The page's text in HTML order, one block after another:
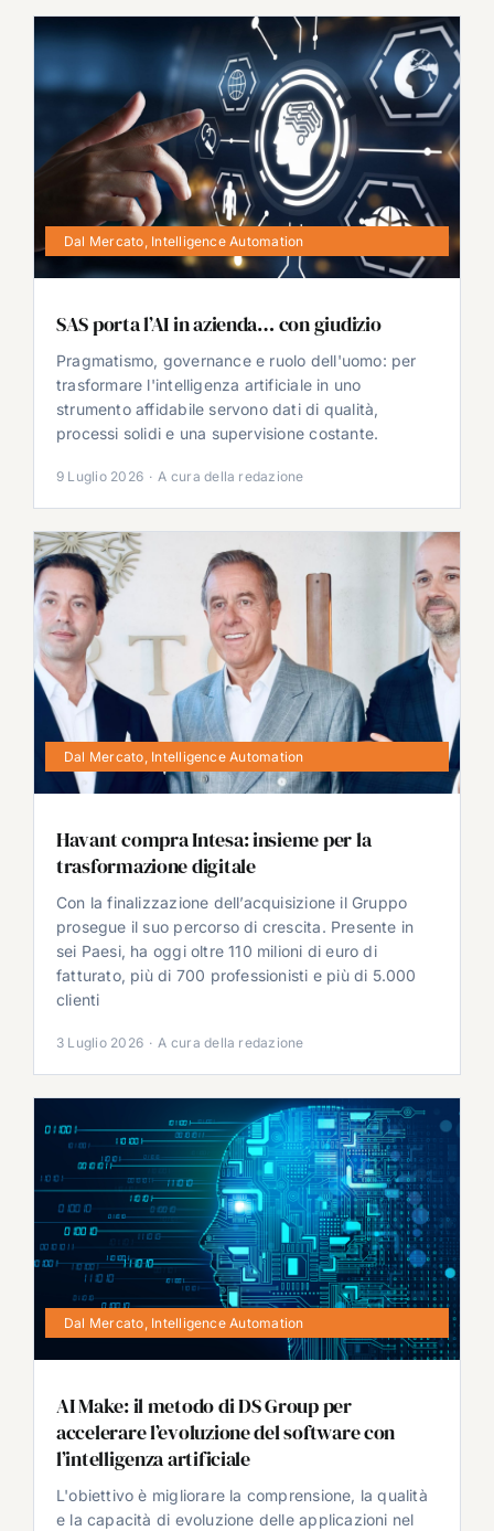
Dal Mercato Intelligence Automation
SAS porta l’AI in azienda… con giudizio
Pragmatismo, governance e ruolo dell'uomo: per
trasformare l'intelligenza artificiale in uno
strumento affidabile servono dati di qualità,
processi solidi e una supervisione costante.
9 Luglio 2026 · A cura della redazione
Dal Mercato Intelligence Automation
Havant compra Intesa: insieme per la
trasformazione digitale
Con la finalizzazione dell’acquisizione il Gruppo
prosegue il suo percorso di crescita. Presente in
sei Paesi, ha oggi oltre 110 milioni di euro di
fatturato, più di 700 professionisti e più di 5.000
clienti
3 Luglio 2026 · A cura della redazione
Dal Mercato Intelligence Automation
AI Make: il metodo di DS Group per
accelerare l’evoluzione del software con
l’intelligenza artificiale
L'obiettivo è migliorare la comprensione, la qualità
e la capacità di evoluzione delle applicazioni nel